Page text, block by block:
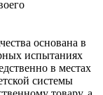
основана в
испытаниях
в местах
системы